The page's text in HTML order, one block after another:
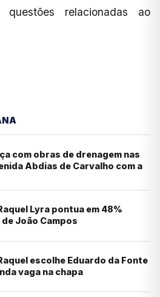
relacionadas ao
com obras de drenagem nas
Abdias de Carvalho com a
Lyra pontua em 48%
João Campos
escolhe Eduardo da Fonte
vaga na chapa